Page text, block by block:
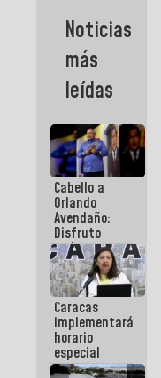
campeona
frente
México Sub
23 en los
Centroamericanos
Noticias
más
leídas
Cabello a
Orlando
Avendaño:
Disfruto
cada vez
que escribes
porque lo
que haces
es
embarrarla
Caracas
implementará
horario
especial
para